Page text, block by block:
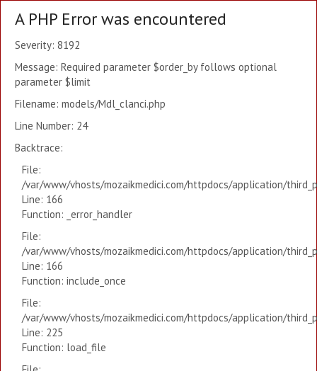
A PHP Error was encountered
Severity: 8192
Message: Required parameter $order_by follows optional
parameter $limit
Filename: models/Mdl_clanci.php
Line Number: 24
Backtrace:
File:
/var/www/vhosts/mozaikmedici.com/httpdocs/application/
Line: 166
Function: _error_handler
File:
/var/www/vhosts/mozaikmedici.com/httpdocs/application/
Line: 166
Function: include_once
File:
/var/www/vhosts/mozaikmedici.com/httpdocs/application/
Line: 225
Function: load_file